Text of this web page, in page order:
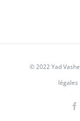
© 2022 Yad
légales